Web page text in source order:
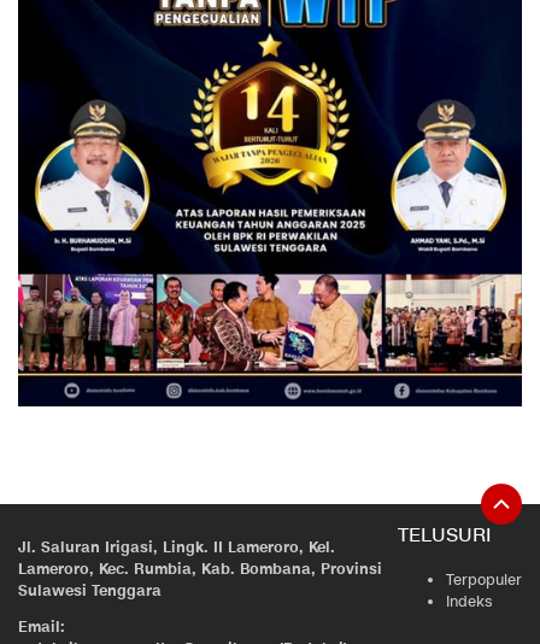
Jl. Saluran Irigasi, Lingk. II Lameroro, Kel.
Lameroro, Kec. Rumbia, Kab. Bombana, Provinsi
Sulawesi Tenggara
Email:
TELUSURI
Terpopuler
Indeks